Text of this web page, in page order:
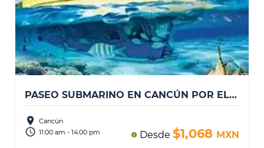
PASEO SUBMARINO EN CANCÚN POR EL ARRECIFE SUBSEE EXPLORER
place Cancún
access_time 11:00 am - 14:00 pm info Desde $1,068 MXN